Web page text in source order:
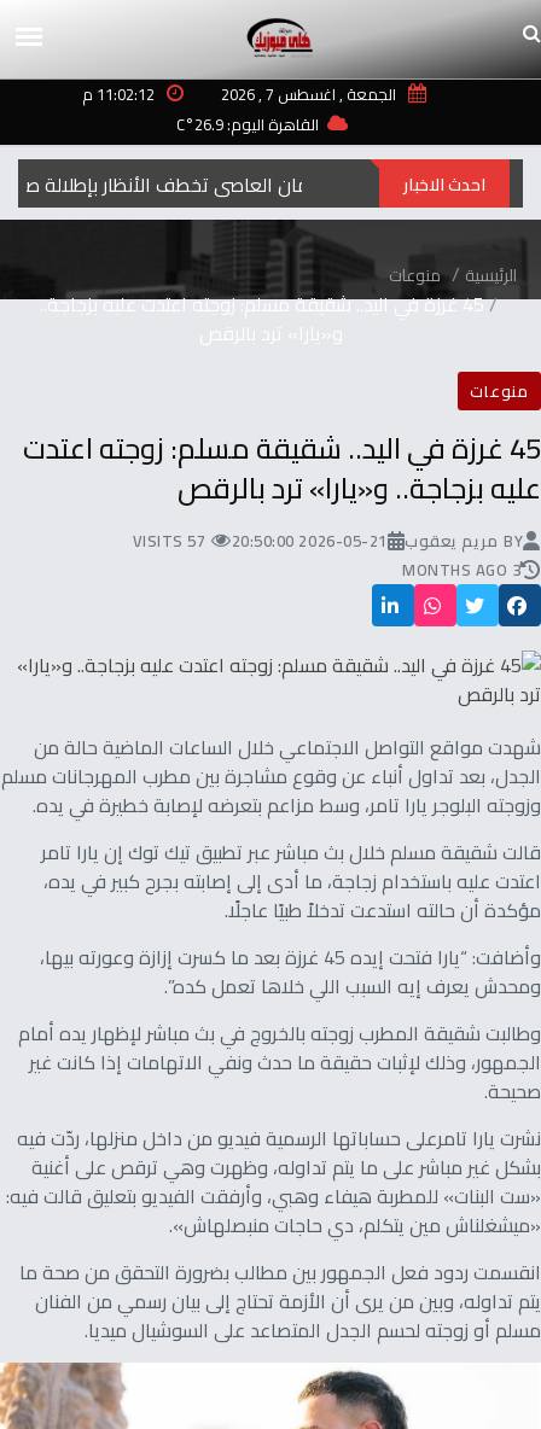
الجمعة , اغسطس 7 , 2026
11:02:12 م
القاهرة اليوم: 26.9°C
إيمان العاصي تخطف الأنظار بإطلالة صيفية احدث الاخبار
الرئيسية منوعات
45 غرزة في اليد.. شقيقة مسلم: زوجته اعتدت عليه بزجاجة..
و«يارا» ترد بالرقص
منوعات
45 غرزة في اليد.. شقيقة مسلم: زوجته اعتدت
عليه بزجاجة.. و«يارا» ترد بالرقص
BY مريم يعقوب 2026-05-21 20:50:00
57 VISITS
3 MONTHS AGO
شهدت مواقع التواصل الاجتماعي خلال الساعات الماضية حالة من
الجدل، بعد تداول أنباء عن وقوع مشاجرة بين مطرب المهرجانات مسلم
وزوجته البلوجر يارا تامر، وسط مزاعم بتعرضه لإصابة خطيرة في يده.
قالت شقيقة مسلم خلال بث مباشر عبر تطبيق تيك توك إن يارا تامر
اعتدت عليه باستخدام زجاجة، ما أدى إلى إصابته بجرح كبير في يده،
مؤكدة أن حالته استدعت تدخلاً طبيًا عاجلًا.
وأضافت: “يارا فتحت إيده 45 غرزة بعد ما كسرت إزازة وعورته بيها،
ومحدش يعرف إيه السبب اللي خلاها تعمل كده”.
وطالبت شقيقة المطرب زوجته بالخروج في بث مباشر لإظهار يده أمام
الجمهور، وذلك لإثبات حقيقة ما حدث ونفي الاتهامات إذا كانت غير
صحيحة.
نشرت يارا تامرعلى حساباتها الرسمية فيديو من داخل منزلها، ردّت فيه
بشكل غير مباشر على ما يتم تداوله، وظهرت وهي ترقص على أغنية
«ست البنات» للمطربة هيفاء وهبي، وأرفقت الفيديو بتعليق قالت فيه:
«ميشغلناش مين يتكلم، دي حاجات منبصلهاش».
انقسمت ردود فعل الجمهور بين مطالب بضرورة التحقق من صحة ما
يتم تداوله، وبين من يرى أن الأزمة تحتاج إلى بيان رسمي من الفنان
مسلم أو زوجته لحسم الجدل المتصاعد على السوشيال ميديا.